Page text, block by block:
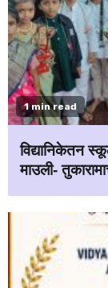
1 min read
विद्यानिकेतन
माउली-